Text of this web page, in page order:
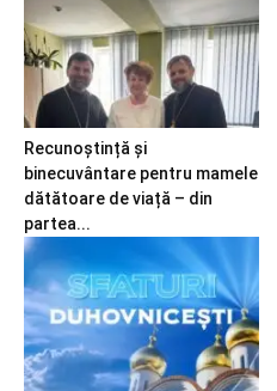
Recunoștință și
binecuvântare pentru mamele
dătătoare de viață – din
partea...